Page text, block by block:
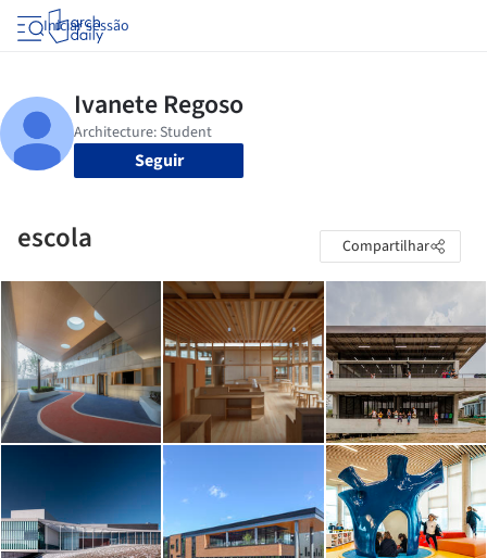
Iniciar sessão
Seguir
escola Compartilhar